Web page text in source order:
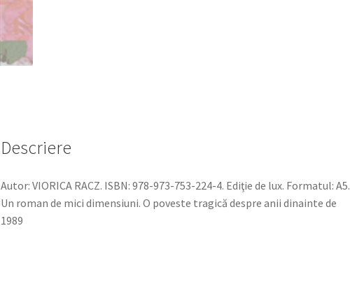
Descriere
Autor: VIORICA RACZ. ISBN: 978-973-753-224-4. Ediţie de lux. Formatul: A5.
Un roman de mici dimensiuni. O poveste tragică despre anii dinainte de
1989